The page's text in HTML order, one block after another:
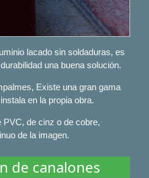
lacado sin soldaduras, es
una buena solución.
Existe una gran gama
en la propia obra.
de cinz o de cobre,
de la imagen.
de canalones